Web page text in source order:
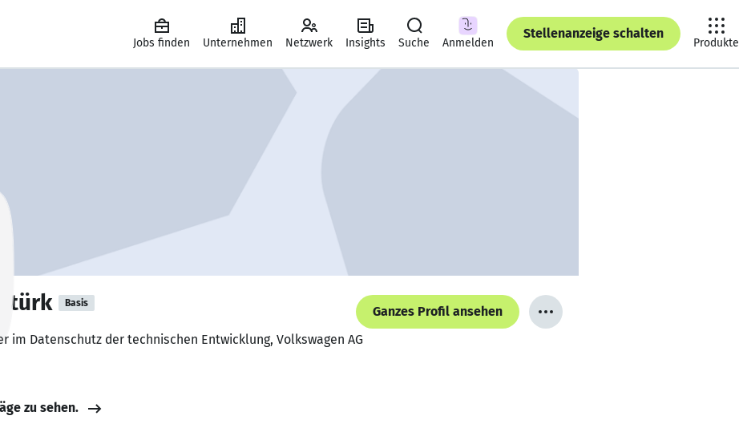
Jobs finden Unternehmen Netzwerk Insights Suche Anmelden
Stellenanzeige schalten
Produkte
Basis
Ganzes Profil ansehen
im Datenschutz der technischen Entwicklung, Volkswagen AG
zu sehen.